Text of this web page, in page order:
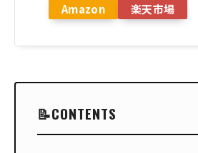
Amazon 楽天市場
CONTENTS